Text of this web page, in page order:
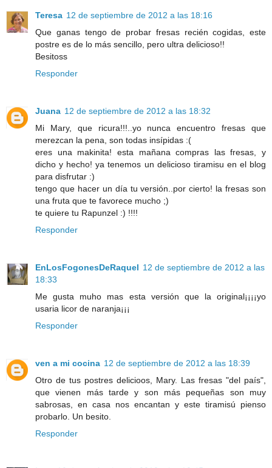
Teresa 12 de septiembre de 2012 a las 18:16
Que ganas tengo de probar fresas recién cogidas, este
postre es de lo más sencillo, pero ultra delicioso!!
Besitoss
Responder
Juana 12 de septiembre de 2012 a las 18:32
Mi Mary, que ricura!!!..yo nunca encuentro fresas que
merezcan la pena, son todas insípidas :(
eres una makinita! esta mañana compras las fresas, y
dicho y hecho! ya tenemos un delicioso tiramisu en el blog
para disfrutar :)
tengo que hacer un día tu versión..por cierto! la fresas son
una fruta que te favorece mucho ;)
te quiere tu Rapunzel :) !!!!
Responder
EnLosFogonesDeRaquel 12 de septiembre de 2012 a las
18:33
Me gusta muho mas esta versión que la original¡¡¡¡yo
usaria licor de naranja¡¡¡
Responder
ven a mi cocina 12 de septiembre de 2012 a las 18:39
Otro de tus postres delicioos, Mary. Las fresas "del país",
que vienen más tarde y son más pequeñas son muy
sabrosas, en casa nos encantan y este tiramisú pienso
probarlo. Un besito.
Responder